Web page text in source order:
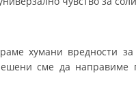
хумани вредности
сме да направиме